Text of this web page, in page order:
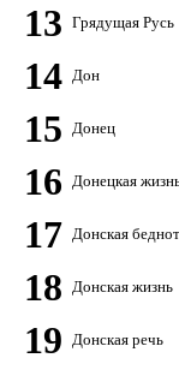
13 Грядущая Русь
14 Дон
15 Донец
16 Донецкая
17 Донская
18 Донская жизнь
19 Донская речь